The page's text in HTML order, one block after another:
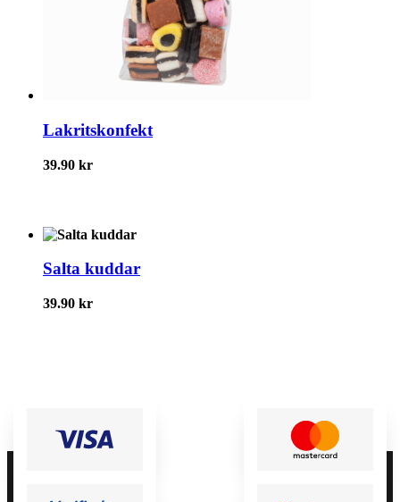
Lakritskonfekt
39.90 kr
Salta kuddar
39.90 kr